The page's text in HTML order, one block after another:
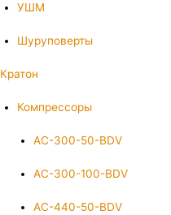
УШМ
Шуруповерты
Кратон
Компрессоры
AC-300-50-BDV
AC-300-100-BDV
AC-440-50-BDV